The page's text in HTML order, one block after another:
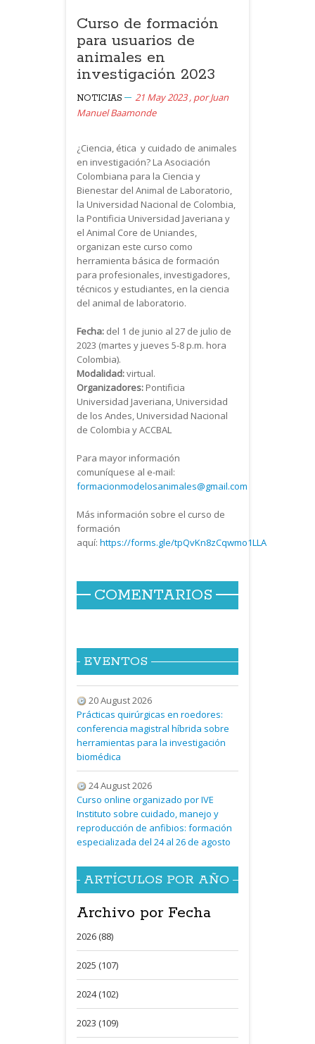
Curso de formación
para usuarios de
animales en
investigación 2023
NOTICIAS 21 May 2023 , porJuan
Manuel Baamonde
¿Ciencia, ética y cuidado de animales
en investigación? La Asociación
Colombiana para la Ciencia y
Bienestar del Animal de Laboratorio,
la Universidad Nacional de Colombia,
la Pontificia Universidad Javeriana y
el Animal Core de Uniandes,
organizan este curso como
herramienta básica de formación
para profesionales, investigadores,
técnicos y estudiantes, en la ciencia
del animal de laboratorio.
Fecha: del 1 de junio al 27 de julio de
2023 (martes y jueves 5-8 p.m. hora
Colombia).
Modalidad:virtual.
Organizadores: Pontificia
Universidad Javeriana, Universidad
de los Andes, Universidad Nacional
de Colombia y ACCBAL
Para mayor información
comuníquese al e-mail:
formacionmodelosanimales@gmail.com
Más información sobre el curso de
formación
aquí: https://forms.gle/tpQvKn8zCqwmo1LLA
COMENTARIOS
EVENTOS
20 August 2026
Prácticas quirúrgicas en roedores:
conferencia magistral híbrida sobre
herramientas para la investigación
biomédica
24 August 2026
Curso online organizado por IVE
Instituto sobre cuidado, manejo y
reproducción de anfibios: formación
especializada del 24 al 26 de agosto
ARTÍCULOS POR AÑO
Archivo por Fecha
2026 (88)
2025 (107)
2024 (102)
2023 (109)